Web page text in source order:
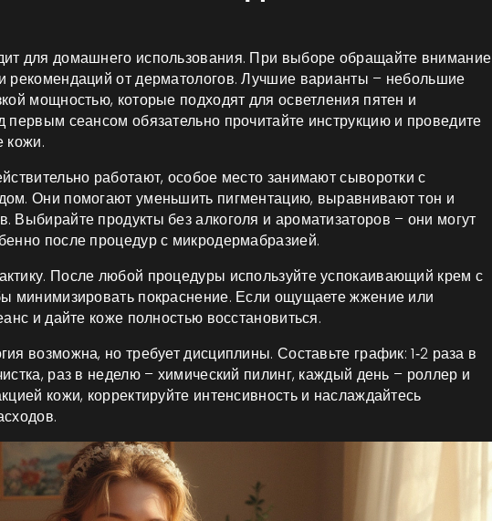
для домашнего использования. При выборе обращайте внимание
рекомендаций от дерматологов. Лучшие варианты – небольшие
мощностью, которые подходят для осветления пятен и
первым сеансом обязательно прочитайте инструкцию и проведите
кожи.
работают, особое место занимают сыворотки с
Они помогают уменьшить пигментацию, выравнивают тон и
Выбирайте продукты без алкоголя и ароматизаторов – они могут
после процедур с микродермабразией.
После любой процедуры используйте успокаивающий крем с
минимизировать покраснение. Если ощущаете жжение или
и дайте коже полностью восстановиться.
возможна, но требует дисциплины. Составьте график: 1‑2 раза в
раз в неделю – химический пилинг, каждый день – роллер и
кожи, корректируйте интенсивность и наслаждайтесь